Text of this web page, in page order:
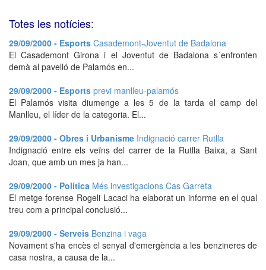
Totes les notícies:
29/09/2000 - Esports Casademont-Joventut de Badalona
El Casademont Girona i el Joventut de Badalona s´enfronten
demà al pavelló de Palamós en...
29/09/2000 - Esports previ manlleu-palamós
El Palamós visita diumenge a les 5 de la tarda el camp del
Manlleu, el líder de la categoria. El...
29/09/2000 - Obres i Urbanisme Indignació carrer Rutlla
Indignació entre els veïns del carrer de la Rutlla Baixa, a Sant
Joan, que amb un mes ja han...
29/09/2000 - Política Més investigacions Cas Garreta
El metge forense Rogeli Lacaci ha elaborat un informe en el qual
treu com a principal conclusió...
29/09/2000 - Serveis Benzina i vaga
Novament s'ha encès el senyal d'emergència a les benzineres de
casa nostra, a causa de la...